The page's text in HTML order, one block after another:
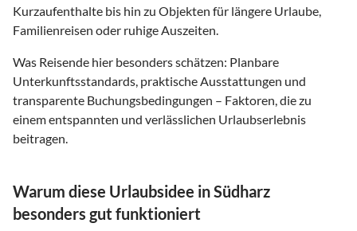
Kurzaufenthalte bis hin zu Objekten für längere Urlaube,
Familienreisen oder ruhige Auszeiten.
Was Reisende hier besonders schätzen: Planbare
Unterkunftsstandards, praktische Ausstattungen und
transparente Buchungsbedingungen – Faktoren, die zu
einem entspannten und verlässlichen Urlaubserlebnis
beitragen.
Warum diese Urlaubsidee in Südharz
besonders gut funktioniert